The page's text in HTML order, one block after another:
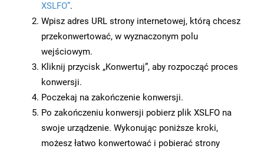
XSLFO”.
Wpisz adres URL strony internetowej, którą chcesz
przekonwertować, w wyznaczonym polu
wejściowym.
Kliknij przycisk „Konwertuj”, aby rozpocząć proces
konwersji.
Poczekaj na zakończenie konwersji.
Po zakończeniu konwersji pobierz plik XSLFO na
swoje urządzenie. Wykonując poniższe kroki,
możesz łatwo konwertować i pobierać strony